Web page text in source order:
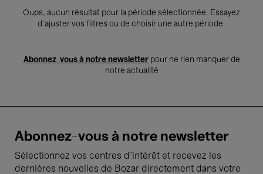
Oups, aucun résultat pour la période sélectionnée. Essayez
d’ajuster vos filtres ou de choisir une autre période.
Abonnez-vous à notre newsletterpour ne rien manquer de
notre actualité
Abonnez-vous à notre newsletter
Sélectionnez vos centres d'intérêt et recevez les
dernières nouvelles de Bozar directement dans votre